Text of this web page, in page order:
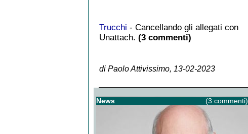
Trucchi - Cancellando gli allegati con
Unattach. (3 commenti)
di Paolo Attivissimo, 13-02-2023
News (3 commenti)